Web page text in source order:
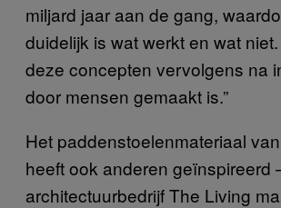
miljard jaar aan de gang,
duidelijk is wat werkt en wat
deze concepten vervolgens na
door mensen gemaakt is.”
Het paddenstoelenmateriaal
heeft ook anderen geïnspireerd
architectuurbedrijf The Living